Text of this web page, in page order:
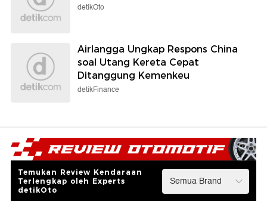
detikOto
Airlangga Ungkap Respons China
soal Utang Kereta Cepat
Ditanggung Kemenkeu
detikFinance
Temukan Review Kendaraan
Terlengkap oleh Experts
detikOto